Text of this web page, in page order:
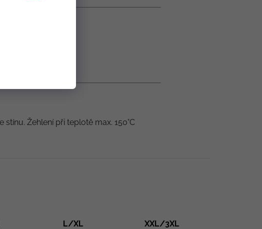
Žehlení při teplotě max. 150°C
L/XL XXL/3XL